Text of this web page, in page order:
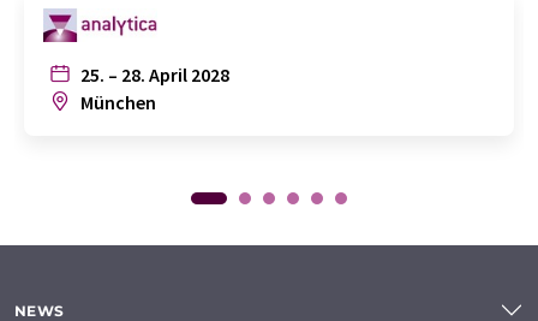
25. – 28. April 2028
München
NEWS